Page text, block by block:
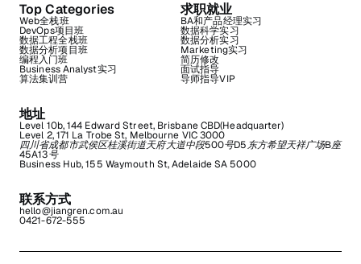
Top Categories
Web全栈班
DevOps项目班
数据工程全栈班
数据分析项目班
编程入门班
Business Analyst实习
算法集训营
求职就业
BA和产品经理实习
数据科学实习
数据分析实习
Marketing实习
简历修改
面试指导
导师指导VIP
地址
Level 10b, 144 Edward Street, Brisbane CBD(Headquarter)
Level 2, 171 La Trobe St, Melbourne VIC 3000
四川省成都市武侯区桂溪街道天府大道中段500号D5东方希望天祥广场B座
45A13号
Business Hub, 155 Waymouth St, Adelaide SA 5000
联系方式
hello@jiangren.com.au
0421-672-555